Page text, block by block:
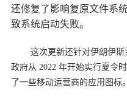
还修复了影响复原文件系
致系统启动失败。
这次更新还针对伊朗伊
政府从 2022 年开始实行夏令
了一些移动运营商的应用图标。